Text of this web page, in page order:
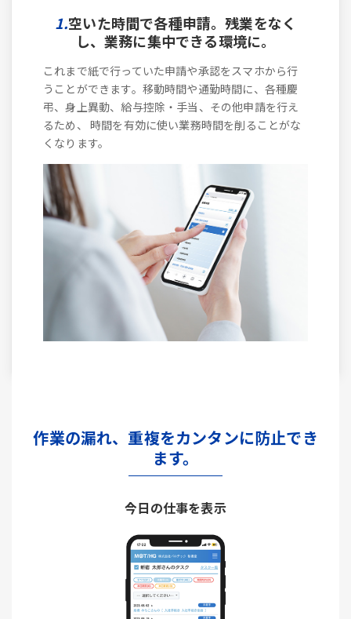
1.空いた時間で各種申請。残業をなく
し、業務に集中できる環境に。
これまで紙で行っていた申請や承認をスマホから行
うことができます。移動時間や通勤時間に、各種慶
弔、身上異動、給与控除・手当、その他申請を行え
るため、 時間を有効に使い業務時間を削ることがな
くなります。
作業の漏れ、重複をカンタンに防止でき
ます。
今日の仕事を表示